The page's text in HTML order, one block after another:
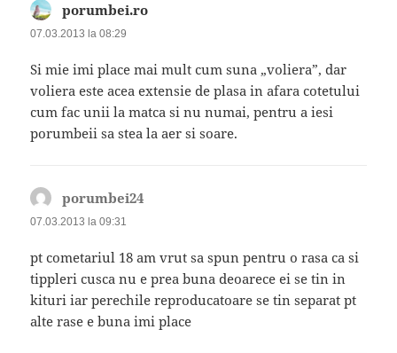
porumbei.ro
07.03.2013 la 08:29
Si mie imi place mai mult cum suna „voliera”, dar
voliera este acea extensie de plasa in afara cotetului
cum fac unii la matca si nu numai, pentru a iesi
porumbeii sa stea la aer si soare.
porumbei24
07.03.2013 la 09:31
pt cometariul 18 am vrut sa spun pentru o rasa ca si
tippleri cusca nu e prea buna deoarece ei se tin in
kituri iar perechile reproducatoare se tin separat pt
alte rase e buna imi place